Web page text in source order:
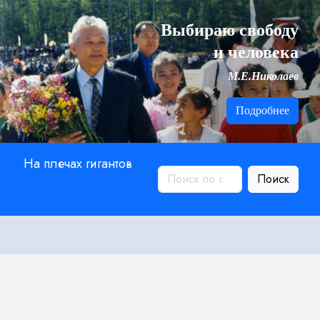
Выбираю свободу
и человека
М.Е.Николаев
Подробнее
На плечах гигантов
Поиск